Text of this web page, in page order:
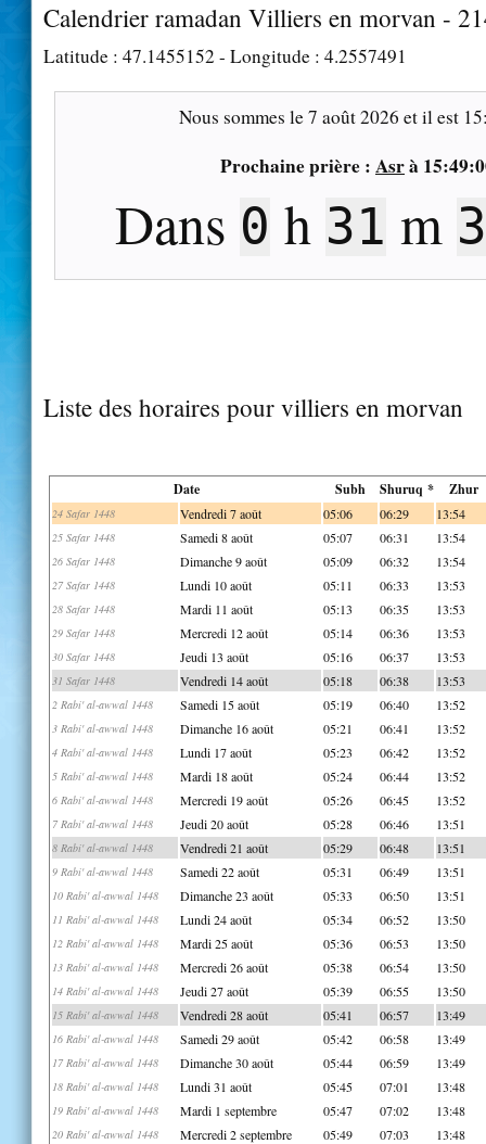
Calendrier ramadan Villiers en morvan -
Latitude : 47.1455152 - Longitude : 4.2557491
Nous sommes le7 août 2026 et il est
Prochaine prière : Asrà
Dans 0 h 31 m
Liste des horaires pour villiers en morvan
Date Subh Shuruq * Zhur
24 Safar 1448 Vendredi 7 août 05:06 06:29 13:54
25 Safar 1448 Samedi 8 août 05:07 06:31 13:54
26 Safar 1448 Dimanche 9 août 05:09 06:32 13:54
27 Safar 1448 Lundi 10 août 05:11 06:33 13:53
28 Safar 1448 Mardi 11 août 05:13 06:35 13:53
29 Safar 1448 Mercredi 12 août 05:14 06:36 13:53
30 Safar 1448 Jeudi 13 août 05:16 06:37 13:53
31 Safar 1448 Vendredi 14 août 05:18 06:38 13:53
2 Rabi' al-awwal 1448 Samedi 15 août 05:19 06:40 13:52
3 Rabi' al-awwal 1448 Dimanche 16 août 05:21 06:41 13:52
4 Rabi' al-awwal 1448 Lundi 17 août 05:23 06:42 13:52
5 Rabi' al-awwal 1448 Mardi 18 août 05:24 06:44 13:52
6 Rabi' al-awwal 1448 Mercredi 19 août 05:26 06:45 13:52
7 Rabi' al-awwal 1448 Jeudi 20 août 05:28 06:46 13:51
8 Rabi' al-awwal 1448 Vendredi 21 août 05:29 06:48 13:51
9 Rabi' al-awwal 1448 Samedi 22 août 05:31 06:49 13:51
10 Rabi' al-awwal 1448 Dimanche 23 août 05:33 06:50 13:51
11 Rabi' al-awwal 1448 Lundi 24 août 05:34 06:52 13:50
12 Rabi' al-awwal 1448 Mardi 25 août 05:36 06:53 13:50
13 Rabi' al-awwal 1448 Mercredi 26 août 05:38 06:54 13:50
14 Rabi' al-awwal 1448 Jeudi 27 août 05:39 06:55 13:50
15 Rabi' al-awwal 1448 Vendredi 28 août 05:41 06:57 13:49
16 Rabi' al-awwal 1448 Samedi 29 août 05:42 06:58 13:49
17 Rabi' al-awwal 1448 Dimanche 30 août 05:44 06:59 13:49
18 Rabi' al-awwal 1448 Lundi 31 août 05:45 07:01 13:48
19 Rabi' al-awwal 1448 Mardi 1 septembre 05:47 07:02 13:48
20 Rabi' al-awwal 1448 Mercredi 2 septembre 05:49 07:03 13:48